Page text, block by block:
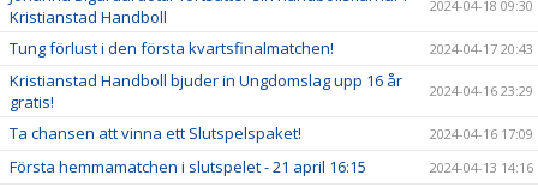
Kristianstad Handboll
2024-04-18 09:30
Tung förlust i den första kvartsfinalmatchen! 2024-04-17 20:43
Kristianstad Handboll bjuder in Ungdomslag upp 16 år
gratis!
2024-04-16 23:29
Ta chansen att vinna ett Slutspelspaket! 2024-04-16 17:09
Första hemmamatchen i slutspelet - 21 april 16:15 2024-04-13 14:16